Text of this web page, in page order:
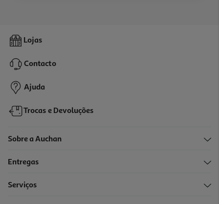
Lojas
Contacto
Ajuda
Trocas e Devoluções
Sobre a Auchan
Entregas
Serviços